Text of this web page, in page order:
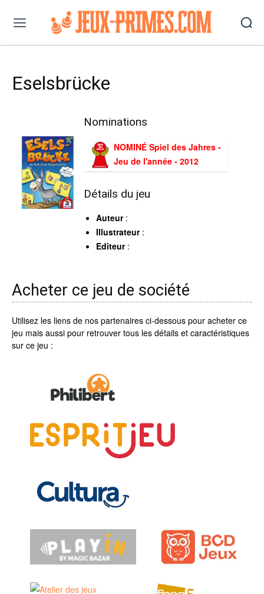
Eselsbrücke
Nominations
NOMINÉ Spiel des Jahres -
Jeu de l'année - 2012
Détails du jeu
Auteur:
Illustrateur:
Editeur:
Acheter ce jeu de société
Utilisez les liens de nos partenaires ci-dessous pour acheter ce
jeu mais aussi pour retrouver tous les détails et caractéristiques
sur ce jeu :